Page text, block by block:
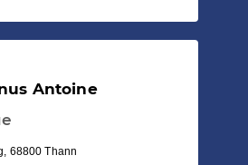
Antoine
68800 Thann